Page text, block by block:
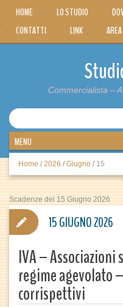
HOME LO STUDIO
CONTATTI
LINK
Commercialista –
Home / 2026 / Giugno / 15
Scadenze del 15 Giugno 2026
IVA – Associazioni
regime agevolato
corrispettivi
15 GIUGNO 2026